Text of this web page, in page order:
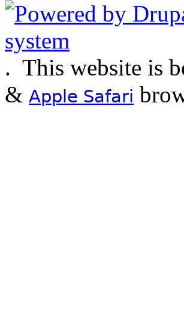
. This website is
& Apple Safari